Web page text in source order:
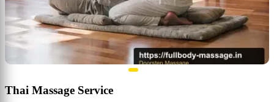
Thai Massage Service